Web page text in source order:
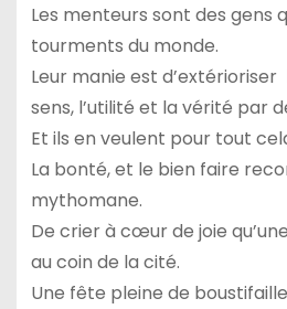
Les menteurs sont des gens
tourments du monde.
Leur manie est
sens, l’utilité et la vérité par
Et ils en veulent pour tout
La bonté, et le bien faire
mythomane.
De crier à cœur de joie
au coin de la cité.
Une fête pleine de